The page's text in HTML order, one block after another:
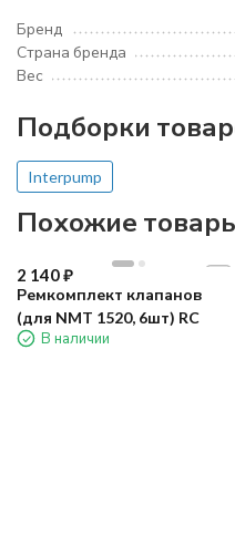
Бренд
Страна бренда
Вес
Подборки
Interpump
Похожие
2 140₽
Ремкомплект клапанов
(для NMT 1520, 6шт) RC
В наличии